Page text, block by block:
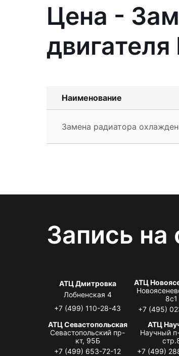
Цена -
Наименование
Замена радиатора
Запись
АТЦ Дмитровка
Лобненская 4
+7 (499) 110-28-43
АТЦ
8с1
+7 (495)
АТЦ Севастопольская
Севастопольский пр-
кт, 95Б
+7 (499) 653-72-12
АТЦ
Научный
+7 (499)